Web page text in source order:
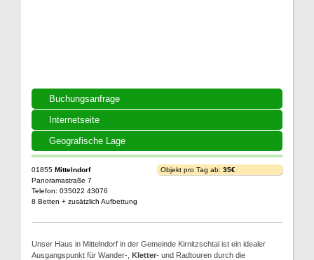
Buchungsanfrage
Internetseite
Geografische Lage
01855 Mittelndorf
Panoramastraße 7
Telefon: 035022 43076
8 Betten + zusätzlich Aufbettung
Objekt pro Tag ab: 35€
Unser Haus in Mittelndorf in der Gemeinde Kirnitzschtal ist ein idealer
Ausgangspunkt für Wander-, Kletter- und Radtouren durch die